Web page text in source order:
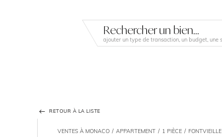
Rechercher un bien...
RETOUR À LA LISTE
VENTES À MONACO APPARTEMENT 1 PIÈCE FONTVIEILLE